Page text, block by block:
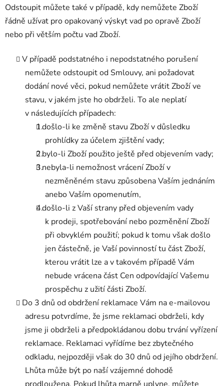
Odstoupit můžete také v případě, kdy nemůžete Zboží
řádně užívat pro opakovaný výskyt vad po opravě Zboží
nebo při větším počtu vad Zboží.
V případě podstatného i nepodstatného porušení
nemůžete odstoupit od Smlouvy, ani požadovat
dodání nové věci, pokud nemůžete vrátit Zboží ve
stavu, v jakém jste ho obdrželi. To ale neplatí
v následujících případech:
došlo-li ke změně stavu Zboží v důsledku
prohlídky za účelem zjištění vady;
bylo-li Zboží použito ještě před objevením vady;
nebyla-li nemožnost vrácení Zboží v
nezměněném stavu způsobena Vaším jednáním
anebo Vaším opomenutím,
došlo-li z Vaší strany před objevením vady
k prodeji, spotřebování nebo pozměnění Zboží
při obvyklém použití; pokud k tomu však došlo
jen částečně, je Vaší povinností tu část Zboží,
kterou vrátit lze a v takovém případě Vám
nebude vrácena část Cen odpovídající Vašemu
prospěchu z užití části Zboží.
Do 3 dnů od obdržení reklamace Vám na e-mailovou
adresu potvrdíme, že jsme reklamaci obdrželi, kdy
jsme ji obdrželi a předpokládanou dobu trvání vyřízení
reklamace. Reklamaci vyřídíme bez zbytečného
odkladu, nejpozději však do 30 dnů od jejího obdržení.
Lhůta může být po naší vzájemné dohodě